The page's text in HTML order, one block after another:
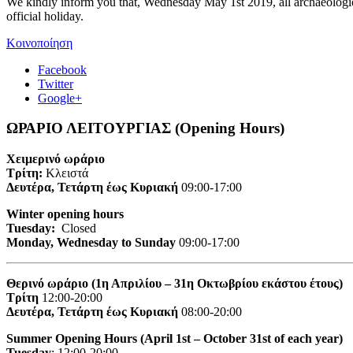
official holiday.
Κοινοποίηση
Facebook
Twitter
Google+
ΩΡΑΡΙΟ ΛΕΙΤΟΥΡΓΙΑΣ (Opening Hours)
Χειμερινό ωράριο
Τρίτη: Κλειστά
Δευτέρα, Τετάρτη έως Κυριακή 09:00-17:00
Winter opening hours
Tuesday: Closed
Monday, Wednesday to Sunday 09:00-17:00
Θερινό ωράριο (1η Απριλίου – 31η Οκτωβρίου εκάστου έτους)
Τρίτη 12:00-20:00
Δευτέρα, Τετάρτη έως Κυριακή 08:00-20:00
Summer Opening Hours (April 1st – October 31st of each year)